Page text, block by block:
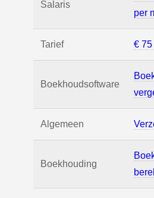
Salaris
per
Tarief € 75
Boekhoudsoftware
Algemeen
Boekhouding